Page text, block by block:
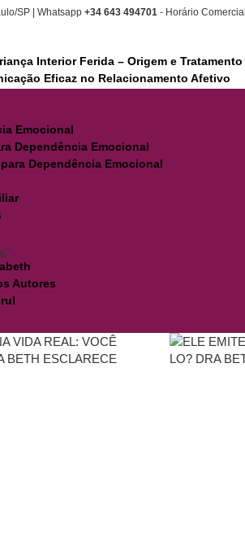
SP | Whatsapp +34 643 494701 - Horário Comercial
Interior Ferida – Origem e Tratamento
Eficaz no Relacionamento Afetivo
Emocional
Dependência Emocional
Dependência Emocional
Autores